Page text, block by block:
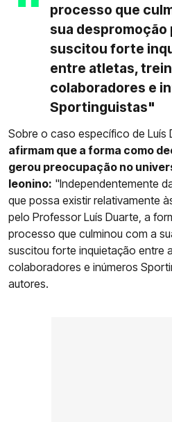
processo que
sua despromoção
suscitou forte
entre atletas,
colaboradores e
Sportinguistas"
Sobre o caso específico de Luís
afirmam que a forma como
gerou preocupação no
leonino: "Independentemente
que possa existir relativamente
pelo Professor Luís Duarte, a
processo que culminou com a
suscitou forte inquietação entre
colaboradores e inúmeros
autores.